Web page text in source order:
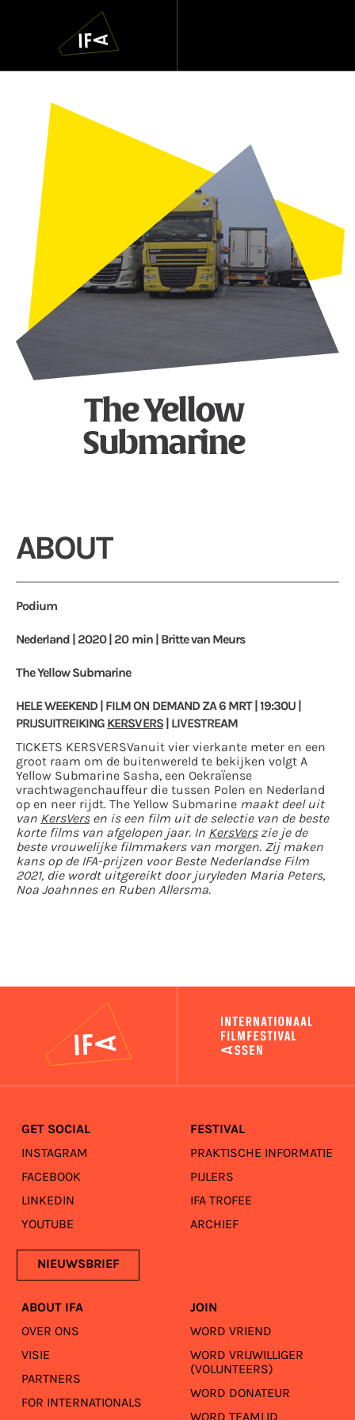
Navigatie
overslaan
The Yellow
Submarine
ABOUT
Podium
Nederland | 2020 | 20 min | Britte van Meurs
The Yellow Submarine
HELE WEEKEND | FILM ON DEMAND ZA 6 MRT | 19:30U |
PRIJSUITREIKING KERSVERS| LIVESTREAM
TICKETS KERSVERSVanuit vier vierkante meter en een
groot raam om de buitenwereld te bekijken volgt A
Yellow Submarine Sasha, een Oekraïense
vrachtwagenchauffeur die tussen Polen en Nederland
op en neer rijdt. The Yellow Submarine maakt deel uit
van KersVersen is een film uit de selectie van de beste
korte films van afgelopen jaar. In KersVerszie je de
beste vrouwelijke filmmakers van morgen. Zij maken
kans op de IFA-prijzen voor Beste Nederlandse Film
2021, die wordt uitgereikt door juryleden Maria Peters,
Noa Joahnnes en Ruben Allersma.
GET SOCIAL
INSTAGRAM
FACEBOOK
LINKEDIN
YOUTUBE
NIEUWSBRIEF
FESTIVAL
PRAKTISCHE INFORMATIE
PIJLERS
IFA TROFEE
ARCHIEF
ABOUT IFA
OVER ONS
VISIE
PARTNERS
FOR INTERNATIONALS
JOIN
WORD VRIEND
WORD VRIJWILLIGER
(VOLUNTEERS)
WORD DONATEUR
WORD TEAMLID